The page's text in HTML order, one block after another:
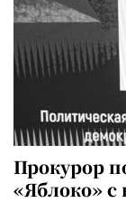
Прокурор
«Яблоко» с